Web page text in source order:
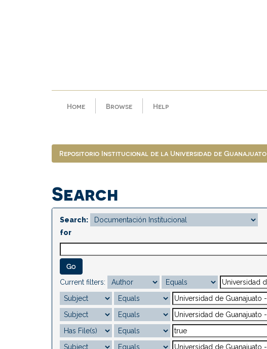
Home Browse Help
Repositorio Institucional de la Universidad de Guanajuato
Search
Search:
for
Current filters: